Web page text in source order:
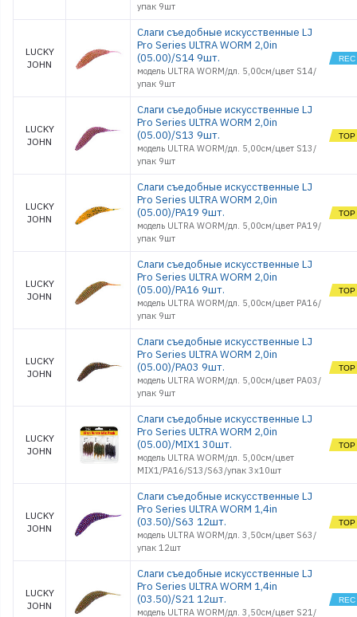
упак 9шт
LUCKY
JOHN
Слаги съедобные искусственные LJ
Pro Series ULTRA WORM 2,0in
(05.00)/S14 9шт.
модель ULTRA WORM/дл. 5,00см/цвет S14/
упак 9шт
LUCKY
JOHN
Слаги съедобные искусственные LJ
Pro Series ULTRA WORM 2,0in
(05.00)/S13 9шт.
модель ULTRA WORM/дл. 5,00см/цвет S13/
упак 9шт
LUCKY
JOHN
Слаги съедобные искусственные LJ
Pro Series ULTRA WORM 2,0in
(05.00)/PA19 9шт.
модель ULTRA WORM/дл. 5,00см/цвет PA19/
упак 9шт
LUCKY
JOHN
Слаги съедобные искусственные LJ
Pro Series ULTRA WORM 2,0in
(05.00)/PA16 9шт.
модель ULTRA WORM/дл. 5,00см/цвет PA16/
упак 9шт
LUCKY
JOHN
Слаги съедобные искусственные LJ
Pro Series ULTRA WORM 2,0in
(05.00)/PA03 9шт.
модель ULTRA WORM/дл. 5,00см/цвет PA03/
упак 9шт
LUCKY
JOHN
Слаги съедобные искусственные LJ
Pro Series ULTRA WORM 2,0in
(05.00)/MIX1 30шт.
модель ULTRA WORM/дл. 5,00см/цвет
MIX1/PA16/S13/S63/упак 3x10шт
LUCKY
JOHN
Слаги съедобные искусственные LJ
Pro Series ULTRA WORM 1,4in
(03.50)/S63 12шт.
модель ULTRA WORM/дл. 3,50см/цвет S63/
упак 12шт
LUCKY
JOHN
Слаги съедобные искусственные LJ
Pro Series ULTRA WORM 1,4in
(03.50)/S21 12шт.
модель ULTRA WORM/дл. 3,50см/цвет S21/